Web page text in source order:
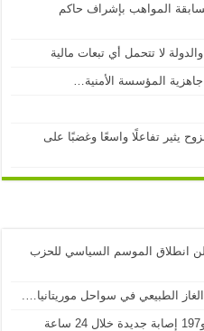
المواهب بإشراف حاكم
لا تتحمل أي تبعات مالية
جاهزية المؤسسة الأمنية…
يثير تفاعلًا واسعًا وغضبًا على
انطلاق الموسم السياسي للحزب
الطبيعي في سواحل موريتانيا….
تسجيل 3 وفيات و197 إصابة جديدة خلال 24 ساعة